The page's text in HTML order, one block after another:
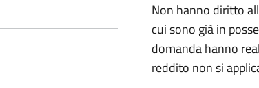
Non hanno diritto
cui sono già in
domanda hanno
reddito non si